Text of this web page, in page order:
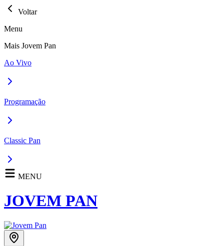
Voltar
Menu
Mais Jovem Pan
Ao Vivo
Programação
Classic Pan
MENU
JOVEM PAN